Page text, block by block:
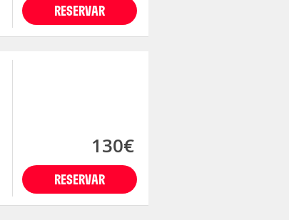
RESERVAR
RESERVAR
130€